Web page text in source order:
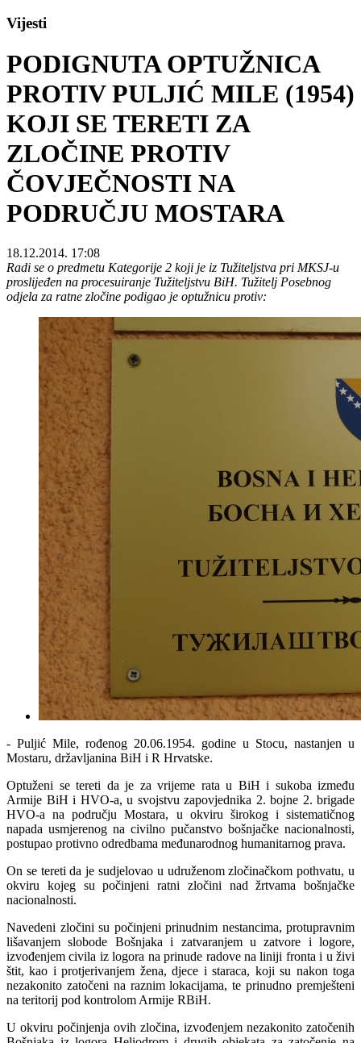
Vijesti
PODIGNUTA OPTUŽNICA
PROTIV PULJIĆ MILE (1954)
KOJI SE TERETI ZA
ZLOČINE PROTIV
ČOVJEČNOSTI NA
PODRUČJU MOSTARA
18.12.2014. 17:08
Radi se o predmetu Kategorije 2 koji je iz Tužiteljstva pri MKSJ-u
proslijeđen na procesuiranje Tužiteljstvu BiH. Tužitelj Posebnog
odjela za ratne zločine podigao je optužnicu protiv:
- Puljić Mile, rođenog 20.06.1954. godine u Stocu, nastanjen u
Mostaru, državljanina BiH i R Hrvatske.
Optuženi se tereti da je za vrijeme rata u BiH i sukoba između
Armije BiH i HVO-a, u svojstvu zapovjednika 2. bojne 2. brigade
HVO-a na području Mostara, u okviru širokog i sistematičnog
napada usmjerenog na civilno pučanstvo bošnjačke nacionalnosti,
postupao protivno odredbama međunarodnog humanitarnog prava.
On se tereti da je sudjelovao u udruženom zločinačkom pothvatu, u
okviru kojeg su počinjeni ratni zločini nad žrtvama bošnjačke
nacionalnosti.
Navedeni zločini su počinjeni prinudnim nestancima, protupravnim
lišavanjem slobode Bošnjaka i zatvaranjem u zatvore i logore,
izvođenjem civila iz logora na prinude radove na liniji fronta i u živi
štit, kao i protjerivanjem žena, djece i staraca, koji su nakon toga
nezakonito zatočeni na raznim lokacijama, te prinudno premješteni
na teritorij pod kontrolom Armije RBiH.
U okviru počinjenja ovih zločina, izvođenjem nezakonito zatočenih